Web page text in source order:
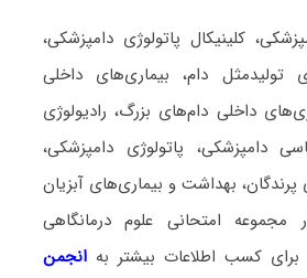
کلینیکال پاتولوژی دامپزشکی،
تولیدمثل دام، بیماری‌های داخلی
داخلی دام‌های بزرگ، رادیولوژی
دامپزشکی، پاتولوژی دامپزشکی،
بهداشت و بیماری‌های آبزیان
امتحانی علوم درمانگاهی
برای کسب اطلاعات بیشتر بهانجمن